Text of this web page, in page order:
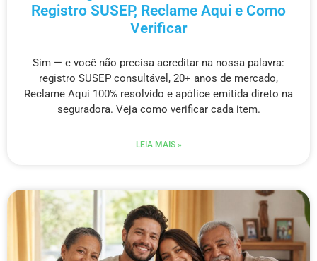
Registro SUSEP, Reclame Aqui e Como
Verificar
Sim — e você não precisa acreditar na nossa palavra:
registro SUSEP consultável, 20+ anos de mercado,
Reclame Aqui 100% resolvido e apólice emitida direto na
seguradora. Veja como verificar cada item.
LEIA MAIS »